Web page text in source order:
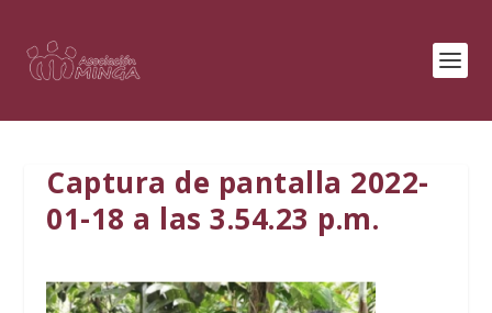
Captura de pantalla 2022-
01-18 a las 3.54.23 p.m.